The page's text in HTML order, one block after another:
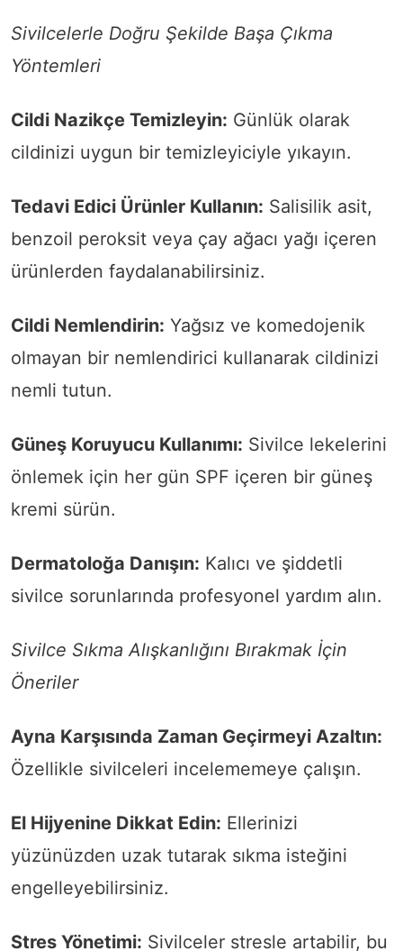
Sivilcelerle Doğru Şekilde Başa Çıkma
Yöntemleri
Cildi Nazikçe Temizleyin: Günlük olarak
cildinizi uygun bir temizleyiciyle yıkayın.
Tedavi Edici Ürünler Kullanın: Salisilik asit,
benzoil peroksit veya çay ağacı yağı içeren
ürünlerden faydalanabilirsiniz.
Cildi Nemlendirin: Yağsız ve komedojenik
olmayan bir nemlendirici kullanarak cildinizi
nemli tutun.
Güneş Koruyucu Kullanımı: Sivilce lekelerini
önlemek için her gün SPF içeren bir güneş
kremi sürün.
Dermatoloğa Danışın: Kalıcı ve şiddetli
sivilce sorunlarında profesyonel yardım alın.
Sivilce Sıkma Alışkanlığını Bırakmak İçin
Öneriler
Ayna Karşısında Zaman Geçirmeyi Azaltın:
Özellikle sivilceleri incelememeye çalışın.
El Hijyenine Dikkat Edin: Ellerinizi
yüzünüzden uzak tutarak sıkma isteğini
engelleyebilirsiniz.
Stres Yönetimi: Sivilceler stresle artabilir, bu